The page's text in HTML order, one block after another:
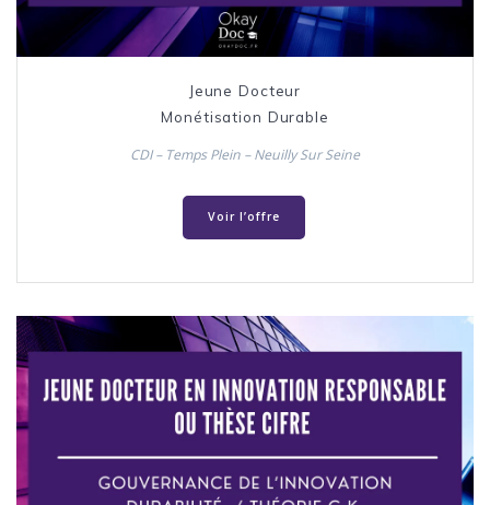
Jeune Docteur
Monétisation Durable
CDI – Temps Plein – Neuilly Sur Seine
Voir l’offre